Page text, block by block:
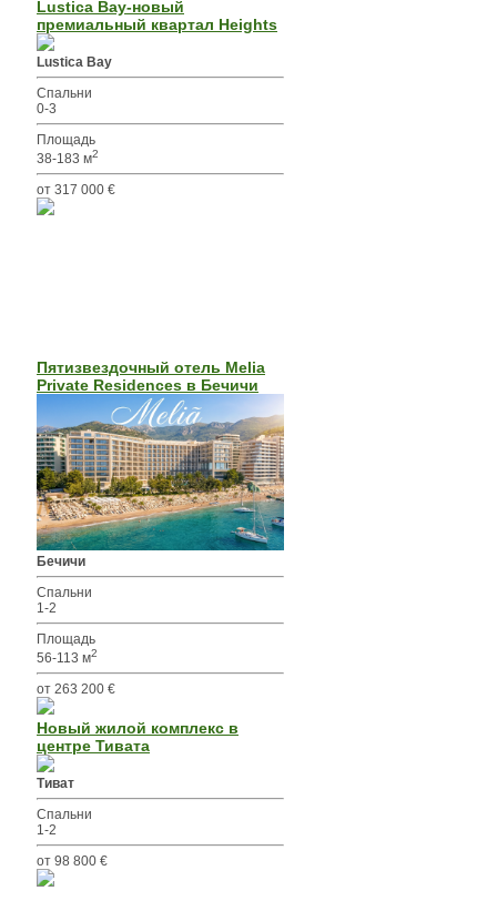
Lustica Bay-новый
премиальный квартал Heights
Lustica Bay
Спальни
0-3
Площадь
38-183 м2
от 317 000 €
Пятизвездочный отель Melia
Private Residences в Бечичи
Бечичи
Спальни
1-2
Площадь
56-113 м2
от 263 200 €
Новый жилой комплекс в
центре Тивата
Тиват
Спальни
1-2
от 98 800 €